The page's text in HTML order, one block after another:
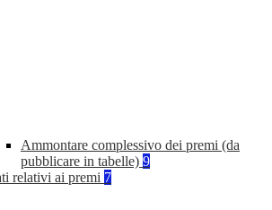
Ammontare complessivo dei premi (da
pubblicare in tabelle) 9
relativi ai premi 7